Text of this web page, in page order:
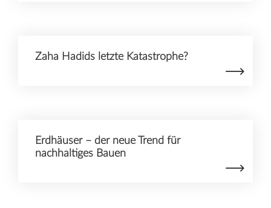
Zaha Hadids letzte Katastrophe?
Erdhäuser – der neue Trend für
nachhaltiges Bauen